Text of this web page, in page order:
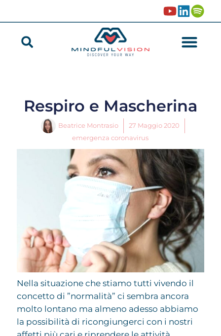
Respiro e Mascherina
Beatrice Montrasio
27 Maggio 2020
emergenza coronavirus
Nella situazione che stiamo tutti vivendo il
concetto di ”normalità” ci sembra ancora
molto lontano ma almeno adesso abbiamo
la possibilità di ricongiungerci con i nostri